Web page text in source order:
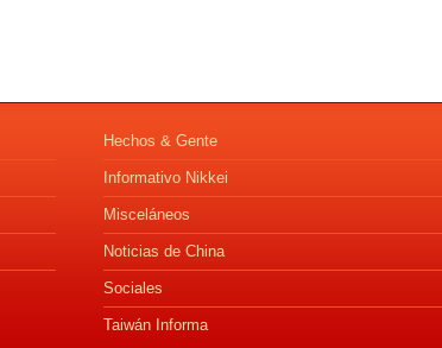
Hechos & Gente
Informativo Nikkei
Misceláneos
Noticias de China
Sociales
Taiwán Informa